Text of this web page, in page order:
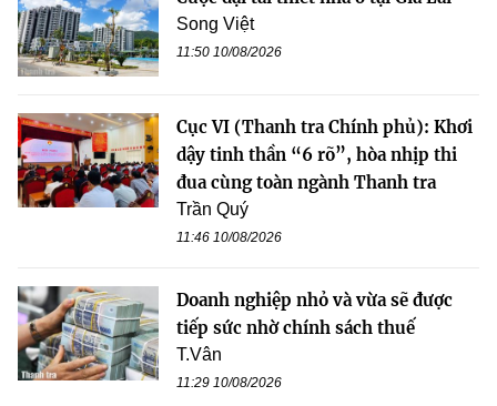
Song Việt
11:50 10/08/2026
Cục VI (Thanh tra Chính phủ): Khơi
dậy tinh thần “6 rõ”, hòa nhịp thi
đua cùng toàn ngành Thanh tra
Trần Quý
11:46 10/08/2026
Doanh nghiệp nhỏ và vừa sẽ được
tiếp sức nhờ chính sách thuế
T.Vân
11:29 10/08/2026